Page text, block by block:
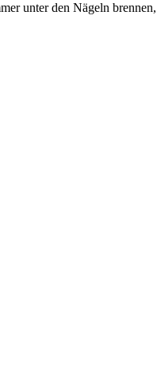
unter den Nägeln